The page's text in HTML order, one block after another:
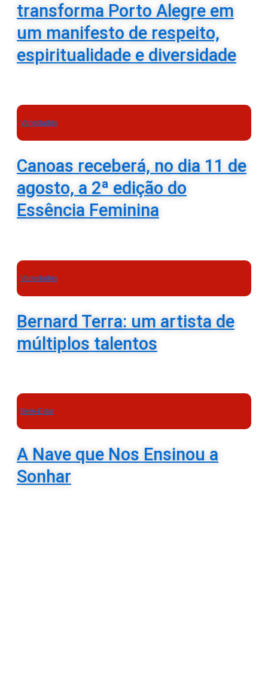
transforma Porto Alegre em
um manifesto de respeito,
espiritualidade e diversidade
Variedades
Canoas receberá, no dia 11 de
agosto, a 2ª edição do
Essência Feminina
Variedades
Bernard Terra: um artista de
múltiplos talentos
Bem-Estar
A Nave que Nos Ensinou a
Sonhar